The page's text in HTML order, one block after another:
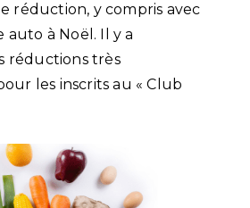
réduction, y compris avec
auto à Noël. Il y a
réductions très
les inscrits au « Club